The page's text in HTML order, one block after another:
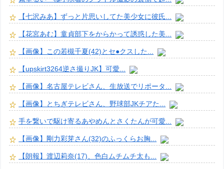
【七沢みあ】ずっと片思いしてた美少女に彼氏...
【花宮あむ】童貞部下をからかって誘惑した美...
【画像】この若槻千夏(42)とセ●クスした...
【upskirt3264逆さ撮りJK】可愛...
【画像】名古屋テレビさん、生放送でリポータ...
【画像】とちぎテレビさん、野球部JKチアた...
手を繋いで駆け寄るあやめんとさくたんが可愛...
【画像】剛力彩芽さん(32)のふっくらお胸...
【朗報】渡辺莉奈(17)、色白ムチムチ太も...